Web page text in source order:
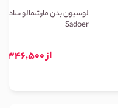
لوسیون بدن مارشمالو سادور
Sadoer
از 346,500 تومان